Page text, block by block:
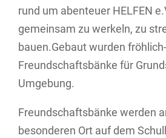
rund um abenteuer HELFEN
gemeinsam zu werkeln, zu
bauen.Gebaut wurden
Freundschaftsbänke für
Umgebung.
Freundschaftsbänke werden
besonderen Ort auf dem